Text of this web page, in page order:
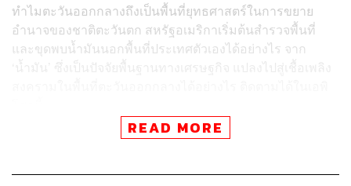
ทำไมตะวันออกกลางถึงเป็นพื้นที่ยุทธศาสตร์ในการขยาย
อำนาจของชาติตะวันตก สหรัฐอเมริกาเริ่มต้นสำรวจพื้นที่
และขุดพบน้ำมันนอกพื้นที่ประเทศตัวเองได้อย่างไร จาก
READ MORE